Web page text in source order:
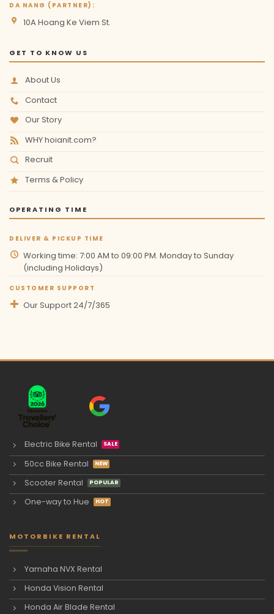
DA NANG (PARTNER):
10A Hoang Ke Viem St.
GET TO KNOW US
About Us
Contact
Our Story
WHY hoianit.com?
Recruit
Terms & Policy
OPERATING TIME
DELIVER & PICKUP TIME
Working time: 7:00 AM to 09:00 PM. Monday to Sunday
(including Holidays)
CUSTOMER SUPPORT
Our Support 24/7/365
Electric Bike Rental
50cc Bike Rental
Scooter Rental
One-way to Hue
MOTORBIKE RENTAL
Yamaha NVX Rental
Honda Vision Rental
Honda Air Blade Rental